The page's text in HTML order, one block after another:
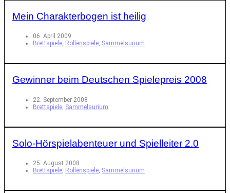
Mein Charakterbogen ist heilig
06. April 2009
Brettspiele, Rollenspiele, Sammelsurium
Gewinner beim Deutschen Spielepreis 2008
22. September 2008
Brettspiele Sammelsurium
Solo-Hörspielabenteuer und Spielleiter 2.0
25. August 2008
Brettspiele, Rollenspiele, Sammelsurium